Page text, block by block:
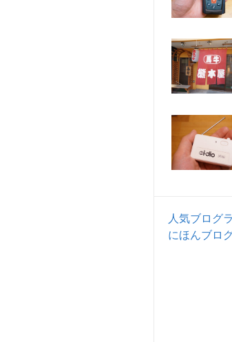
人気ブログ
にほんブロ